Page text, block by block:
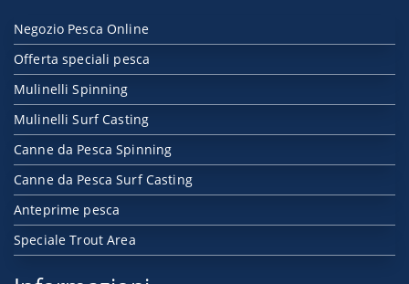
Negozio Pesca Online
Offerta speciali pesca
Mulinelli Spinning
Mulinelli Surf Casting
Canne da Pesca Spinning
Canne da Pesca Surf Casting
Anteprime pesca
Speciale Trout Area